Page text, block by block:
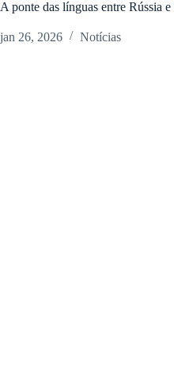
A ponte das línguas entre Rússia
jan 26, 2026 Notícias